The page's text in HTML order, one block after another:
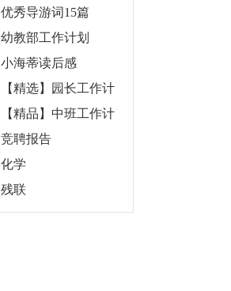
优秀导游词15篇
幼教部工作计划
小海蒂读后感
【精选】园长工作计
划4篇
【精品】中班工作计
划4篇
竞聘报告
化学
残联